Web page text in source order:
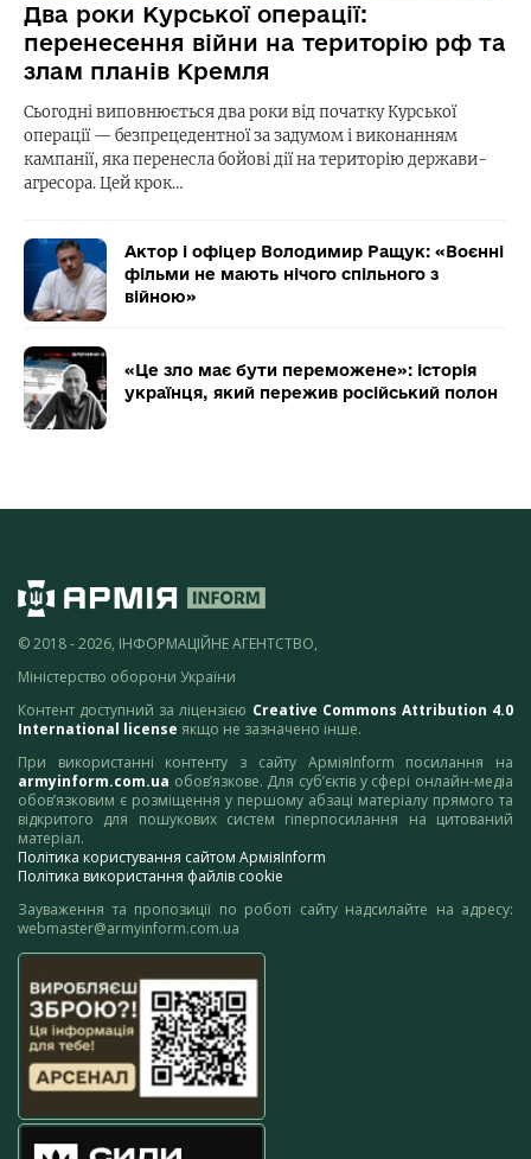
Два роки Курської операції:
перенесення війни на територію рф та
злам планів Кремля
Сьогодні виповнюється два роки від початку Курської
операції — безпрецедентної за задумом і виконанням
кампанії, яка перенесла бойові дії на територію держави-
агресора. Цей крок…
Актор і офіцер Володимир Ращук: «Воєнні
фільми не мають нічого спільного з
війною»
«Це зло має бути переможене»: історія
українця, який пережив російський полон
© 2018 - 2026, ІНФОРМАЦІЙНЕ АГЕНТСТВО,
Міністерство оборони України
Контент доступний за ліцензією Creative Commons Attribution 4.0
International license якщо не зазначено інше.
При використанні контенту з сайту АрміяInform посилання на
armyinform.com.ua обов’язкове. Для суб’єктів у сфері онлайн-медіа
обов’язковим є розміщення у першому абзаці матеріалу прямого та
відкритого для пошукових систем гіперпосилання на цитований
матеріал.
Політика користування сайтом АрміяInform
Політика використання файлів cookie
Зауваження та пропозиції по роботі сайту надсилайте на адресу:
webmaster@armyinform.com.ua